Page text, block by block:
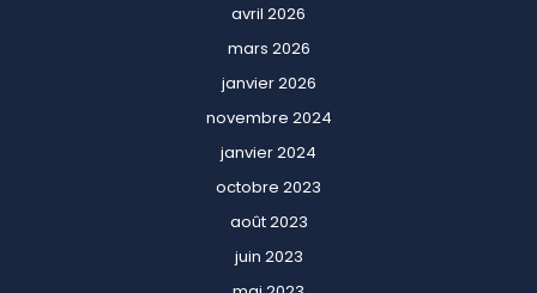
avril 2026
mars 2026
janvier 2026
novembre 2024
janvier 2024
octobre 2023
août 2023
juin 2023